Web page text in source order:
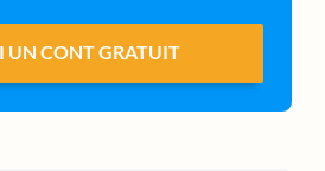
UN CONT GRATUIT